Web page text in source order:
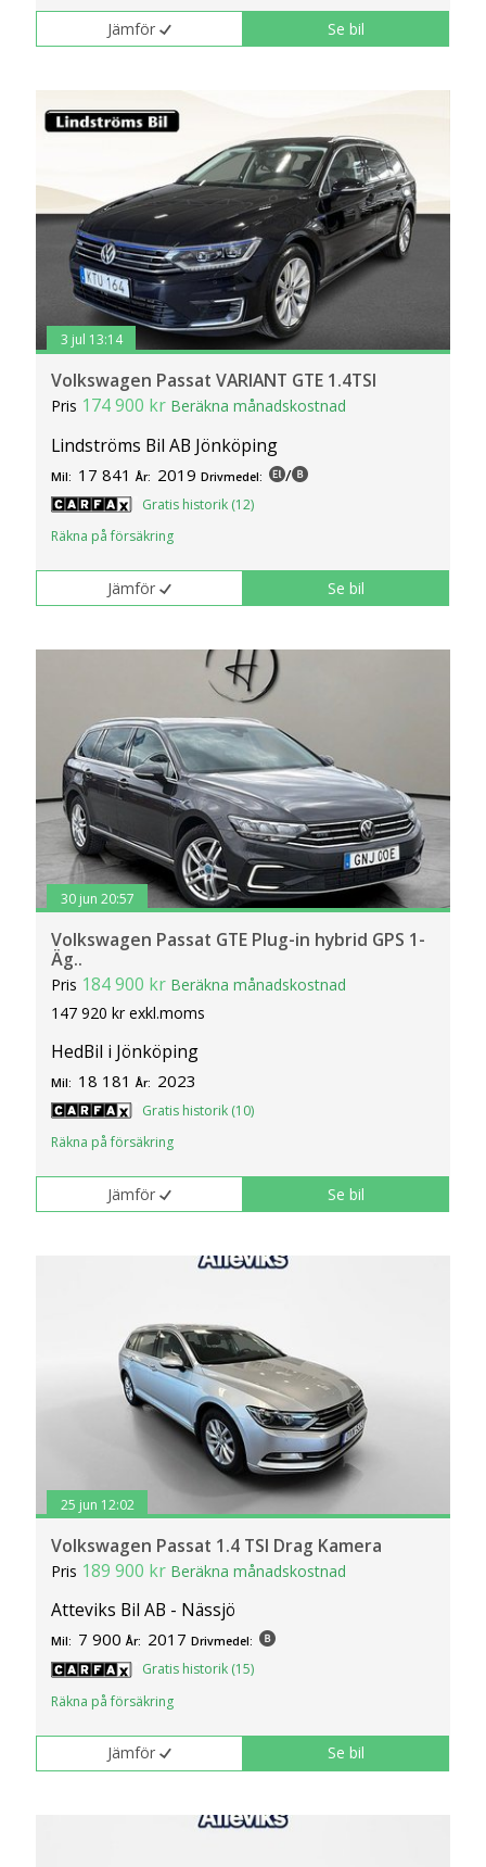
Jämför Se bil
3 jul 13:14
Volkswagen Passat VARIANT GTE 1.4TSI
Pris 174 900 kr Beräkna månadskostnad
Lindströms Bil AB Jönköping
Mil: 17 841 År: 2019 Drivmedel: /
Gratis historik (12)
Räkna på försäkring
Jämför Se bil
30 jun 20:57
Volkswagen Passat GTE Plug-in hybrid GPS 1-
Äg..
Pris 184 900 kr Beräkna månadskostnad
147 920 kr exkl.moms
HedBil i Jönköping
Mil: 18 181 År: 2023
Gratis historik (10)
Räkna på försäkring
Jämför Se bil
25 jun 12:02
Volkswagen Passat 1.4 TSI Drag Kamera
Pris 189 900 kr Beräkna månadskostnad
Atteviks Bil AB - Nässjö
Mil: 7 900 År: 2017 Drivmedel:
Gratis historik (15)
Räkna på försäkring
Jämför Se bil